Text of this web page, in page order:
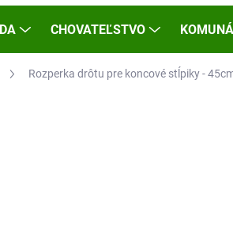
CHOVATEĽSTVO
Rozperka drôtu pre koncové stĺpiky -